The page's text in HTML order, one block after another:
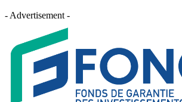
- Advertisement -